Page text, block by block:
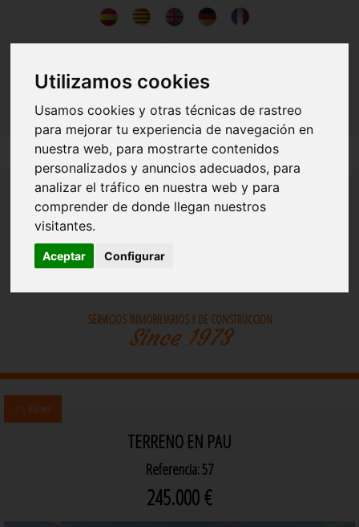
Utilizamos cookies
Usamos cookies y otras técnicas de rastreo
para mejorar tu experiencia de navegación en
nuestra web, para mostrarte contenidos
personalizados y anuncios adecuados, para
analizar el tráfico en nuestra web y para
comprender de donde llegan nuestros
visitantes.
Aceptar Configurar
Quiénes Somos
Noticias
Contacto
INMOBILIARIA
SERVICIOS INMOBILIARIOS Y DE CONSTRUCCION
Since 1973
<< Volver
TERRENO EN PAU
Referencia: 57
245.000 €